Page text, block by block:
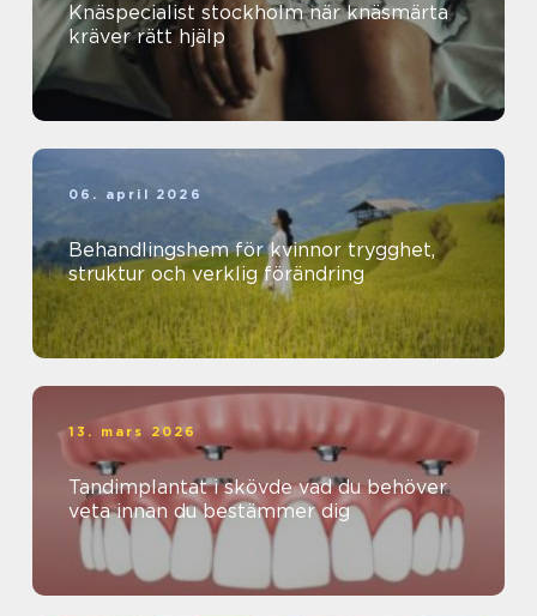
Knäspecialist stockholm när knäsmärta
kräver rätt hjälp
06. april 2026
Behandlingshem för kvinnor trygghet,
struktur och verklig förändring
13. mars 2026
Tandimplantat i skövde vad du behöver
veta innan du bestämmer dig